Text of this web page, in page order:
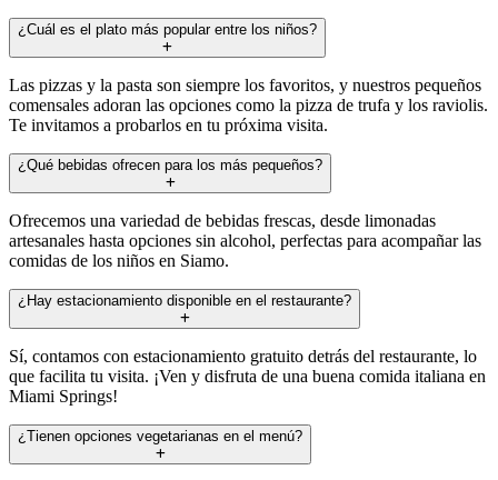
¿Cuál es el plato más popular entre los niños?
Las pizzas y la pasta son siempre los favoritos, y nuestros pequeños
comensales adoran las opciones como la pizza de trufa y los raviolis.
Te invitamos a probarlos en tu próxima visita.
¿Qué bebidas ofrecen para los más pequeños?
Ofrecemos una variedad de bebidas frescas, desde limonadas
artesanales hasta opciones sin alcohol, perfectas para acompañar las
comidas de los niños en Siamo.
¿Hay estacionamiento disponible en el restaurante?
Sí, contamos con estacionamiento gratuito detrás del restaurante, lo
que facilita tu visita. ¡Ven y disfruta de una buena comida italiana en
Miami Springs!
¿Tienen opciones vegetarianas en el menú?